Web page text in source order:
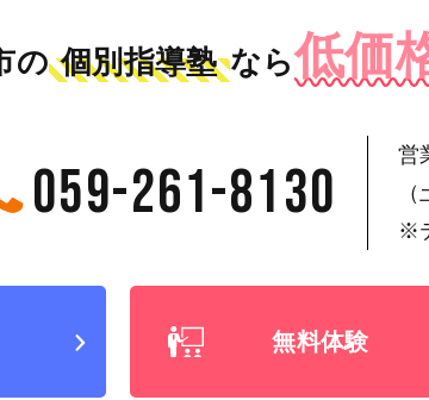
の 個別指導塾 なら低価
059-261-8130
営
※
無料体験